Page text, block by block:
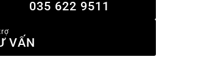
035 622 9511
VẤN